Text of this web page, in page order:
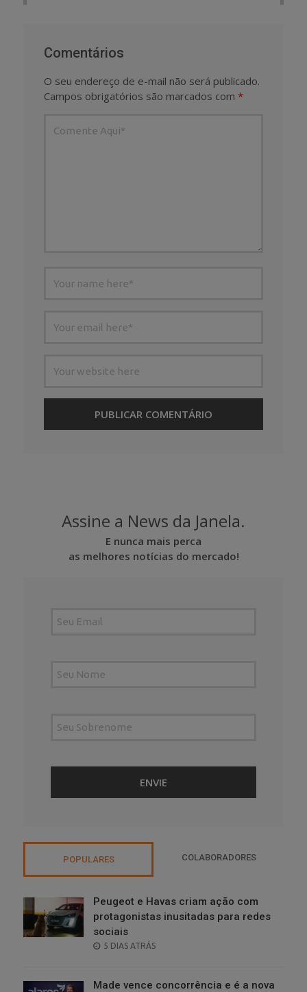
Comentários
O seu endereço de e-mail não será publicado.
Campos obrigatórios são marcados com *
Assine a News da Janela.
E nunca mais perca
as melhores notícias do mercado!
POPULARES COLABORADORES
Peugeot e Havas criam ação com
protagonistas inusitadas para redes
sociais
POSTED
5 DIAS ATRÁS
Made vence concorrência e é a nova